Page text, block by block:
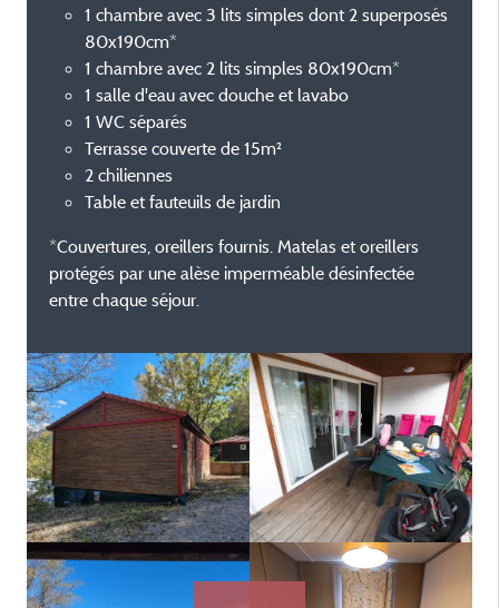
1 chambre avec 3 lits simples dont 2 superposés
80x190cm*
1 chambre avec 2 lits simples 80x190cm*
1 salle d'eau avec douche et lavabo
1 WC séparés
Terrasse couverte de 15m²
2 chiliennes
Table et fauteuils de jardin
*Couvertures, oreillers fournis. Matelas et oreillers
protégés par une alèse imperméable désinfectée
entre chaque séjour.